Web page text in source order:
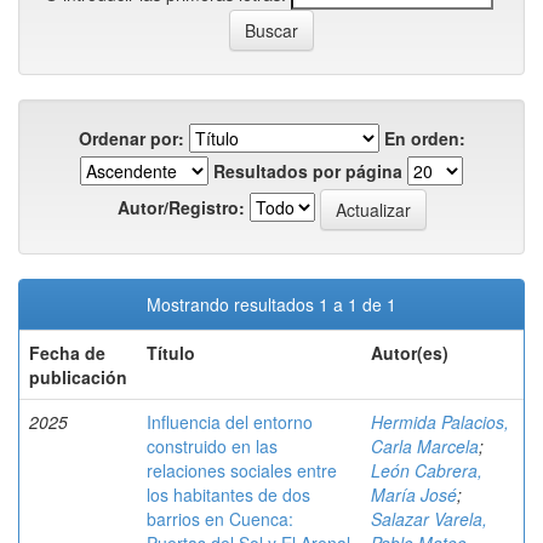
Ordenar por:
En orden:
Resultados por página
Autor/Registro:
Mostrando resultados 1 a 1 de 1
Fecha de
publicación
Título Autor(es)
2025
Influencia del entorno
construido en las
relaciones sociales entre
los habitantes de dos
barrios en Cuenca:
Hermida Palacios,
Carla Marcela;
León Cabrera,
María José;
Salazar Varela,